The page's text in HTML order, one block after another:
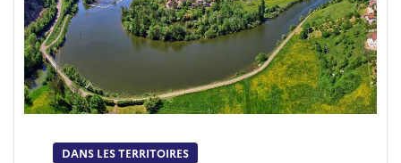
DANS LES TERRITOIRES